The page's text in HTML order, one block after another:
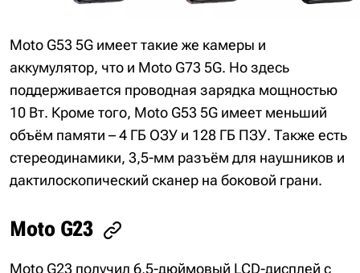
Moto G53 5G имеет такие же камеры и
аккумулятор, что и Moto G73 5G. Но здесь
поддерживается проводная зарядка мощностью
10 Вт. Кроме того, Moto G53 5G имеет меньший
объём памяти – 4 ГБ ОЗУ и 128 ГБ ПЗУ. Также есть
стереодинамики, 3,5-мм разъём для наушников и
дактилоскопический сканер на боковой грани.
Moto G23
Moto G23 получил 6,5-дюймовый LCD-дисплей с